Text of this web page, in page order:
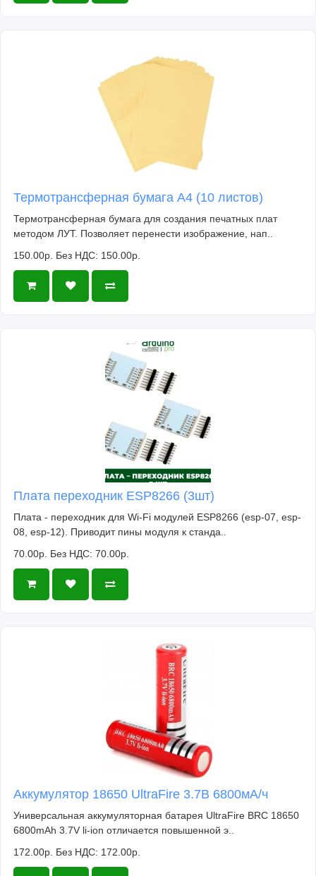
Термотрансферная бумага А4 (10 листов)
Термотрансферная бумага для создания печатных плат
методом ЛУТ. Позволяет перенести изображение, нап..
150.00р. Без НДС: 150.00р.
Плата переходник ESP8266 (3шт)
Плата - переходник для Wi-Fi модулей ESP8266 (esp-07, esp-
08, esp-12). Приводит пины модуля к станда..
70.00р. Без НДС: 70.00р.
Аккумулятор 18650 UltraFire 3.7В 6800мА/ч
Универсальная аккумуляторная батарея UltraFire BRC 18650
6800mAh 3.7V li-ion отличается повышенной э..
172.00р. Без НДС: 172.00р.